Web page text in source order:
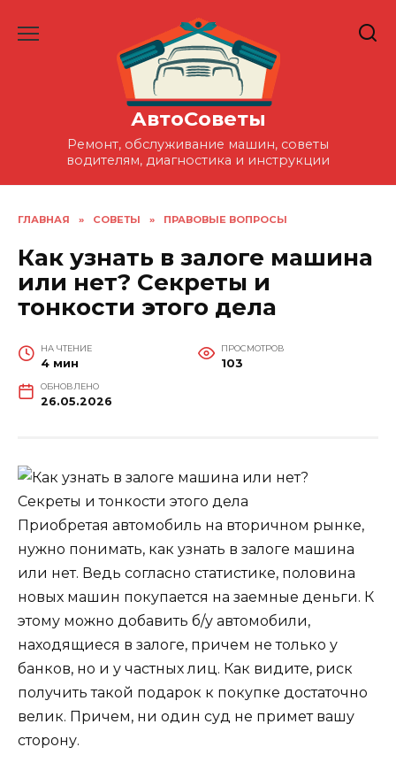
АвтоСоветы
Ремонт, обслуживание машин, советы
водителям, диагностика и инструкции
ГЛАВНАЯ » СОВЕТЫ » ПРАВОВЫЕ ВОПРОСЫ
Как узнать в залоге машина
или нет? Секреты и
тонкости этого дела
НА ЧТЕНИЕ
4 мин
ПРОСМОТРОВ
103
ОБНОВЛЕНО
26.05.2026
Приобретая автомобиль на вторичном рынке,
нужно понимать, как узнать в залоге машина
или нет. Ведь согласно статистике, половина
новых машин покупается на заемные деньги. К
этому можно добавить б/у автомобили,
находящиеся в залоге, причем не только у
банков, но и у частных лиц. Как видите, риск
получить такой подарок к покупке достаточно
велик. Причем, ни один суд не примет вашу
сторону.